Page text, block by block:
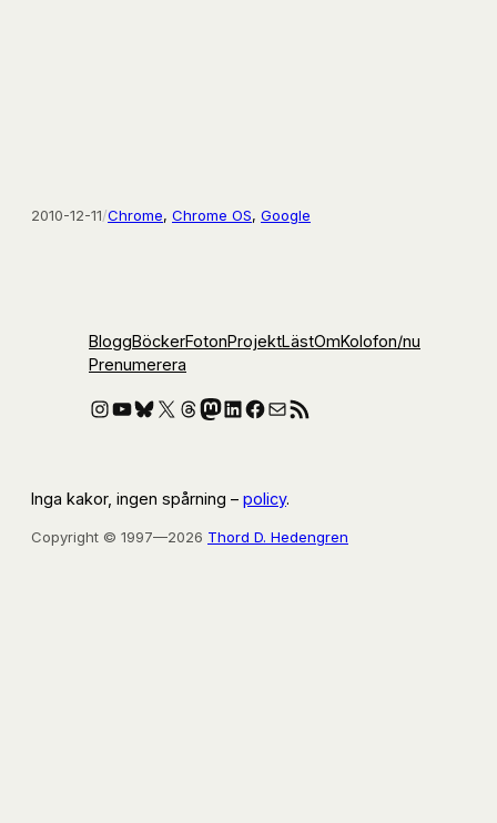
2010-12-11/Chrome, Chrome OS, Google
BloggBöckerFotonProjektLästOmKolofon/nu
Prenumerera
Instagram
YouTube
Bluesky
X Threads
Mastodon
LinkedIn
Facebook
E-postRSS-flöde
Inga kakor, ingen spårning – policy.
Copyright © 1997—2026 Thord D. Hedengren